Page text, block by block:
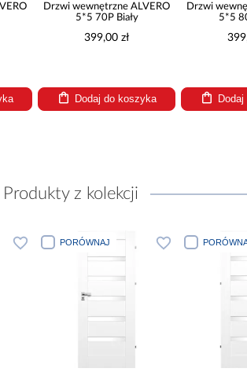
Drzwi wewnętrzne ALVERO
5*5 70P Biały
399,00 zł
Dodaj do koszyka
Drzwi
5*5
Produkty z kolekcji
PORÓWNAJ